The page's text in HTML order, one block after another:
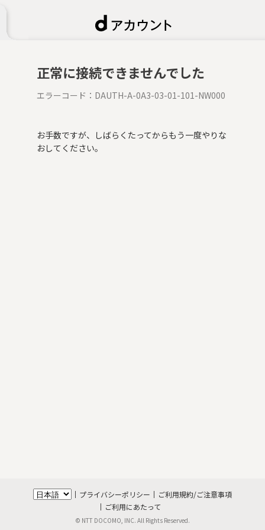
正常に接続できませんでした
エラーコード： DAUTH-A-0A3-03-01-101-NW000
お手数ですが、しばらくたってからもう一度やりな
おしてください。
プライバシーポリシー
ご利用規約/ご注意事項
ご利用にあたって
© NTT DOCOMO, INC. All Rights Reserved.